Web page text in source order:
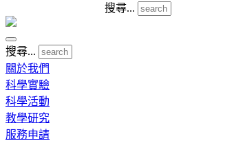
搜尋...
搜尋...
關於我們
科學實驗
科學活動
教學研究
服務申請